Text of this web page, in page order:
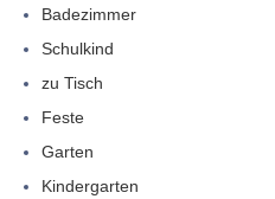
Badezimmer
Schulkind
zu Tisch
Feste
Garten
Kindergarten